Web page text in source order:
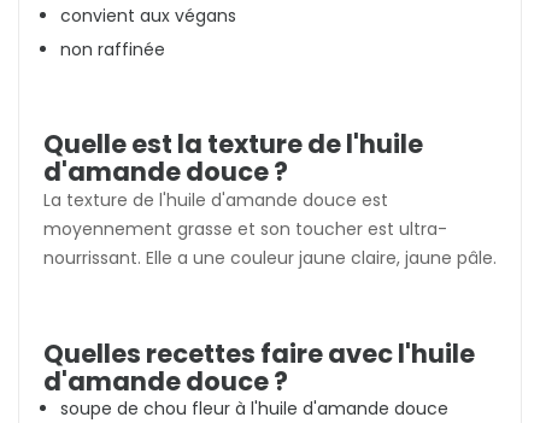
convient aux végans
non raffinée
Quelle est la texture de l'huile
d'amande douce ?
La texture de l'huile d'amande douce est
moyennement grasse et son toucher est ultra-
nourrissant. Elle a une couleur jaune claire, jaune pâle.
Quelles recettes faire avec l'huile
d'amande douce ?
soupe de chou fleur à l'huile d'amande douce